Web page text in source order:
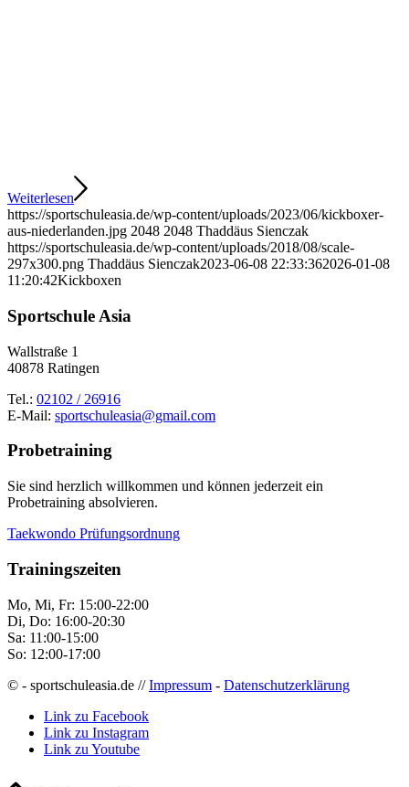
Weiterlesen
https://sportschuleasia.de/wp-content/uploads/2023/06/kickboxer-
aus-niederlanden.jpg 2048 2048 Thaddäus Sienczak
https://sportschuleasia.de/wp-content/uploads/2018/08/scale-
297x300.png Thaddäus Sienczak2023-06-08 22:33:362026-01-08
11:20:42Kickboxen
Sportschule Asia
Wallstraße 1
40878 Ratingen
Tel.: 02102 / 26916
E-Mail: sportschuleasia@gmail.com
Probetraining
Sie sind herzlich willkommen und können jederzeit ein
Probetraining absolvieren.
Taekwondo Prüfungsordnung
Trainingszeiten
Mo, Mi, Fr: 15:00-22:00
Di, Do: 16:00-20:30
Sa: 11:00-15:00
So: 12:00-17:00
© - sportschuleasia.de //Impressum - Datenschutzerklärung
Link zu Facebook
Link zu Instagram
Link zu Youtube